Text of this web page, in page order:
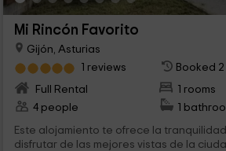
Mi Rincón Favorito
Gijón, Asturias
1 reviews
Booked
Full Rental
1 rooms
4 people
1
Este alojamiento te ofrece la
disfrutar de las mejores vistas de la